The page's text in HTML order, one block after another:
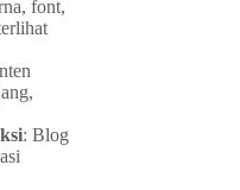
font,
: Blog